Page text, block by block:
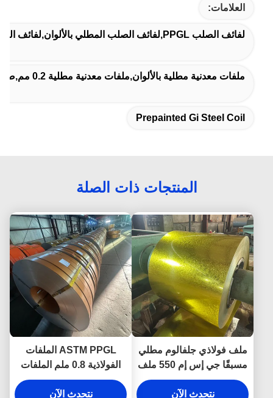
العلامات:
لفائف الصلب PPGL,لفائف الصلب المطلي بالألوان,لفائف الفولاذ المطبوعة من قبل
ملفات معدنية مطلية بالألوان,ملفات معدنية مطلية 0.2 مم,صفائح مجلفنة مطلية مسبقًا 0.2 مم
Prepainted Gi Steel Coil
المنتجات ذات الصلة
ملف فولاذي جلفالوم مطلي
مسبقًا جي إس إم 550 ملف
فولاذي PPGi
نتحدث الآن
ASTM PPGL الملفات
الفولاذية 0.8 ملم الملفات
المطلية بالزنك
نتحدث الآن